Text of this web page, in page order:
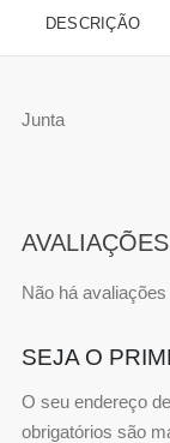
DESCRIÇÃO
Junta
AVALIAÇÕES
Não há avaliações
SEJA O
O seu endereço
obrigatórios são